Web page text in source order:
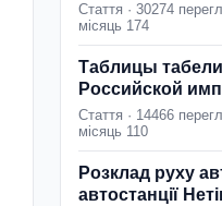
Стаття · 30274
місяць 174
Таблицы
Российской
Стаття · 14466
місяць 110
Розклад руху
автостанції